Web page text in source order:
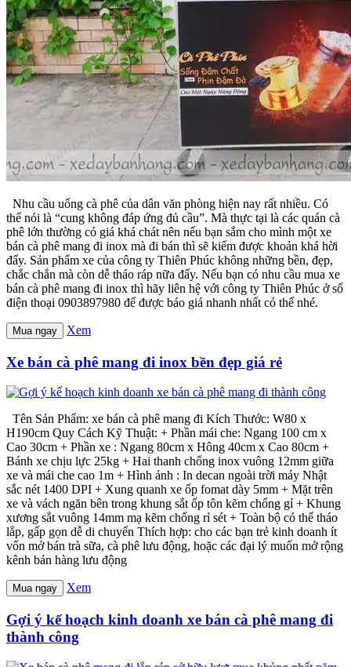
Nhu cầu uống cà phê của dân văn phòng hiện nay rất nhiều. Có
thể nói là “cung không đáp ứng đủ cầu”. Mà thực tại là các quán cà
phê lớn thường có giá khá chát nên nếu bạn sắm cho mình một xe
bán cà phê mang đi inox mà đi bán thì sẽ kiếm được khoản khá hời
đấy. Sản phẩm xe của công ty Thiên Phúc không những bền, đẹp,
chắc chắn mà còn dễ tháo ráp nữa đấy. Nếu bạn có nhu cầu mua xe
bán cà phê mang đi inox thì hãy liên hệ với công ty Thiên Phúc ở số
điện thoại 0903897980 để được báo giá nhanh nhất có thể nhé.
Mua ngay Xem
Xe bán cà phê mang đi inox bền đẹp giá rẻ
Tên Sản Phẩm: xe bán cà phê mang đi Kích Thước: W80 x
H190cm Quy Cách Kỹ Thuật: + Phần mái che: Ngang 100 cm x
Cao 30cm + Phần xe : Ngang 80cm x Hông 40cm x Cao 80cm +
Bánh xe chịu lực 25kg + Hai thanh chống inox vuông 12mm giữa
xe và mái che cao 1m + Hình ảnh : In decan ngoài trời máy Nhật
sắc nét 1400 DPI + Xung quanh xe ốp fomat dày 5mm + Mặt trên
xe và vách ngăn bên trong khung sắt ốp tôn kẽm chống gỉ + Khung
xương sắt vuông 14mm mạ kẽm chống rỉ sét + Toàn bộ có thể tháo
lắp, gấp gọn dễ di chuyển Thích hợp: cho các bạn trẻ kinh doanh ít
vốn mở bán trà sữa, cà phê lưu động, hoặc các đại lý muốn mở rộng
kênh bán hàng lưu động
Mua ngay Xem
Gợi ý kế hoạch kinh doanh xe bán cà phê mang đi
thành công